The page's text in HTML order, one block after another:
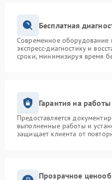
Бесплатная
Современное оборудование
экспресс-диагностику и
сроки, минимизируя время
Гарантия на работы
Предоставляется
выполненные работы и
защищает клиента от
Прозрачное